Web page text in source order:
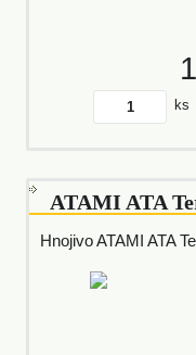
ks
ATAMI ATA
Hnojivo ATAMI ATA